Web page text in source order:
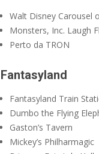
Walt Disney Carousel
Monsters, Inc. Laugh
Perto da TRON
Fantasyland
Fantasyland Train
Dumbo the Flying
Gaston’s Tavern
Mickey’s Philharmagic